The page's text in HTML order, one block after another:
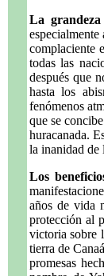
La grandeza
complaciente
todas las
después que
hasta los
fenómenos
que se
huracanada.
la inanidad de
Los
años de vida
protección al
victoria sobre
tierra de
promesas